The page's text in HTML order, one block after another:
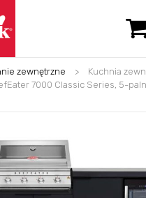
zewnętrzne >
Kuchnia
7000 Classic Series, 5-